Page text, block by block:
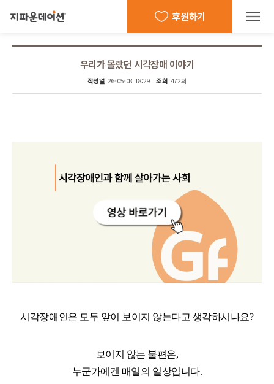
후원하기
우리가 몰랐던 시각장애 이야기
작성일 26-05-08 18:29 조회 472회
시각장애인은 모두 앞이 보이지 않는다고 생각하시나요?
보이지 않는 불편은,
누군가에겐 매일의 일상입니다.